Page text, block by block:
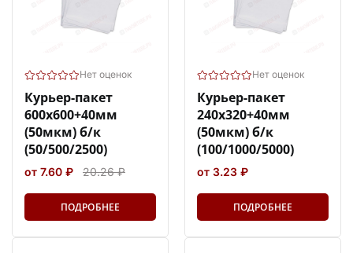
Нет оценок
Курьер-пакет
600х600+40мм
(50мкм) б/к
(50/500/2500)
от 7.60 ₽ 20.26 ₽
ПОДРОБНЕЕ
Нет оценок
Курьер-пакет
240х320+40мм
(50мкм) б/к
(100/1000/5000)
от 3.23 ₽
ПОДРОБНЕЕ